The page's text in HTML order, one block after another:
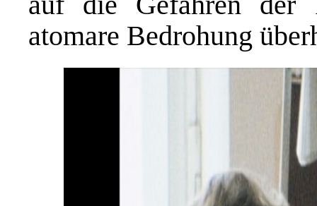
atomare Bedrohung